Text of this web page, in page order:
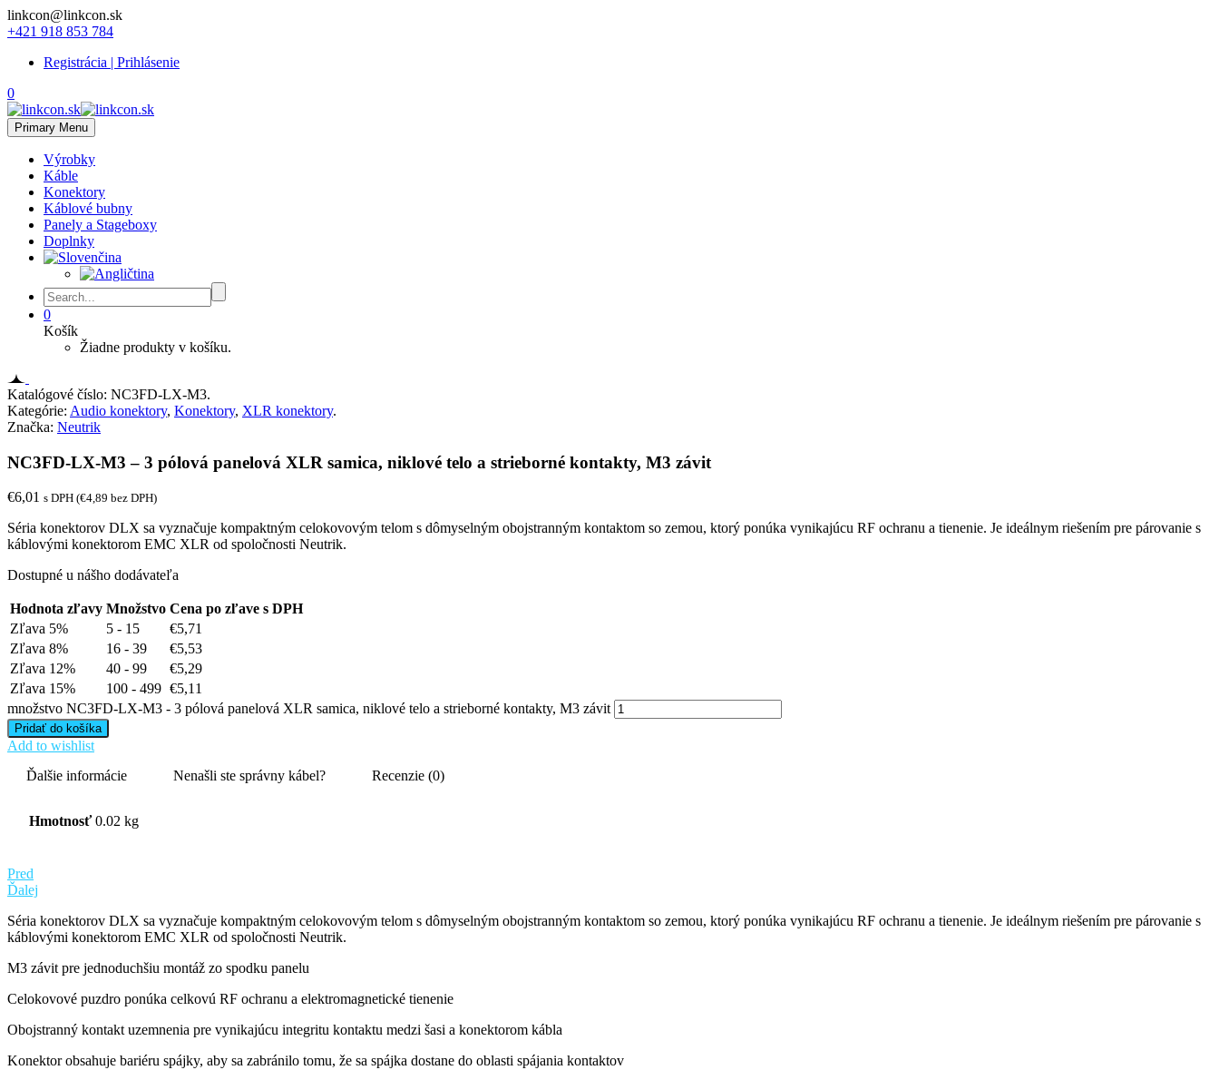
linkcon@linkcon.sk
+421 918 853 784
Registrácia | Prihlásenie
0
Primary Menu
Výrobky
Káble
Konektory
Káblové bubny
Panely a Stageboxy
Doplnky
0
Košík
Žiadne produkty v košíku.
Katalógové číslo: NC3FD-LX-M3.
Kategórie: Audio konektory, Konektory, XLR konektory.
Značka: Neutrik
NC3FD-LX-M3 – 3 pólová panelová XLR samica, niklové telo a strieborné kontakty, M3 závit
€6,01 s DPH (€4,89 bez DPH)
Séria konektorov DLX sa vyznačuje kompaktným celokovovým telom s dômyselným obojstranným kontaktom so zemou, ktorý ponúka vynikajúcu RF ochranu a tienenie. Je ideálnym riešením pre párovanie s
káblovými konektorom EMC XLR od spoločnosti Neutrik.
Dostupné u nášho dodávateľa
Hodnota zľavy Množstvo Cena po zľave s DPH
Zľava 5%
5 - 15 €5,71
Zľava 8%
16 - 39 €5,53
Zľava 12%
40 - 99 €5,29
Zľava 15%
100 - 499 €5,11
množstvo NC3FD-LX-M3 - 3 pólová panelová XLR samica, niklové telo a strieborné kontakty, M3 závit
Pridať do košíka
Add to wishlist
Ďalšie informácie
Nenašli ste správny kábel? Recenzie (0)
Hmotnosť 0.02 kg
Pred
Ďalej
Séria konektorov DLX sa vyznačuje kompaktným celokovovým telom s dômyselným obojstranným kontaktom so zemou, ktorý ponúka vynikajúcu RF ochranu a tienenie. Je ideálnym riešením pre párovanie s
káblovými konektorom EMC XLR od spoločnosti Neutrik.
M3 závit pre jednoduchšiu montáž zo spodku panelu
Celokovové puzdro ponúka celkovú RF ochranu a elektromagnetické tienenie
Obojstranný kontakt uzemnenia pre vynikajúcu integritu kontaktu medzi šasi a konektorom kábla
Konektor obsahuje bariéru spájky, aby sa zabránilo tomu, že sa spájka dostane do oblasti spájania kontaktov